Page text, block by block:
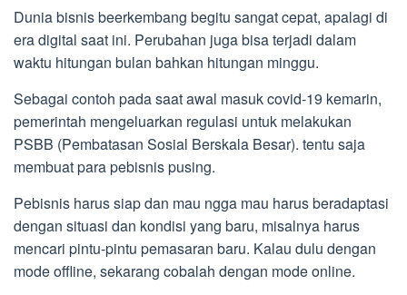
Dunia bisnis beerkembang begitu sangat cepat, apalagi di
era digital saat ini. Perubahan juga bisa terjadi dalam
waktu hitungan bulan bahkan hitungan minggu.
Sebagai contoh pada saat awal masuk covid-19 kemarin,
pemerintah mengeluarkan regulasi untuk melakukan
PSBB (Pembatasan Sosial Berskala Besar). tentu saja
membuat para pebisnis pusing.
Pebisnis harus siap dan mau ngga mau harus beradaptasi
dengan situasi dan kondisi yang baru, misalnya harus
mencari pintu-pintu pemasaran baru. Kalau dulu dengan
mode offline, sekarang cobalah dengan mode online.